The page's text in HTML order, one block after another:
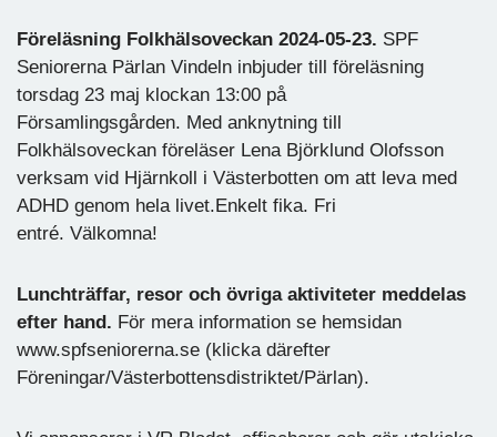
Föreläsning Folkhälsoveckan 2024-05-23. SPF
Seniorerna Pärlan Vindeln inbjuder till föreläsning
torsdag 23 maj klockan 13:00 på
Församlingsgården. Med anknytning till
Folkhälsoveckan föreläser Lena Björklund Olofsson
verksam vid Hjärnkoll i Västerbotten om att leva med
ADHD genom hela livet.Enkelt fika. Fri
entré. Välkomna!
Lunchträffar, resor och övriga aktiviteter meddelas
efter hand. För mera information se hemsidan
www.spfseniorerna.se (klicka därefter
Föreningar/Västerbottensdistriktet/Pärlan).